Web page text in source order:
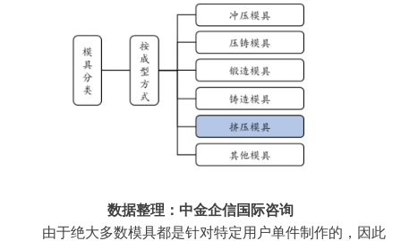
数据整理：中金企信国际咨询
由于绝大多数模具都是针对特定用户单件制作的，因此